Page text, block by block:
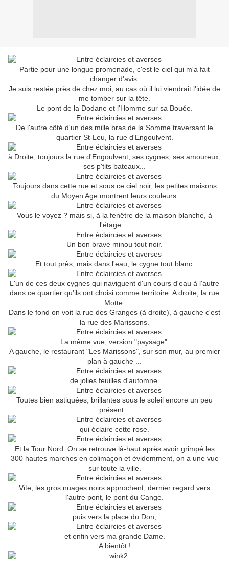
Partie pour une longue promenade, c'est le ciel qui m'a fait
changer d'avis.
Je suis restée près de chez moi, au cas où il lui viendrait l'idée de
me tomber sur la tête.
Le pont de la Dodane et l'Homme sur sa Bouée.
De l'autre côté d'un des mille bras de la Somme traversant le
quartier St-Leu, la rue d'Engoulvent.
à Droite, toujours la rue d'Engoulvent, ses cygnes, ses amoureux,
ses p'tits bateaux...
Toujours dans cette rue et sous ce ciel noir, les petites maisons
du Moyen Age montrent leurs couleurs.
Vous le voyez ? mais si, à la fenêtre de la maison blanche, à
l'étage ...
Un bon brave minou tout noir.
Et tout près, mais dans l'eau, le cygne tout blanc.
L'un de ces deux cygnes qui naviguent d'un cours d'eau à l'autre
dans ce quartier qu'ils ont choisi comme territoire. A droite, la rue
Motte.
Dans le fond on voit la rue des Granges (à droite), à gauche c'est
la rue des Marissons.
La même vue, version "paysage".
A gauche, le restaurant "Les Marissons", sur son mur, au premier
plan à gauche ...
de jolies feuilles d'automne.
Toutes bien astiquées, brillantes sous le soleil encore un peu
présent...
qui éclaire cette rose.
Et la Tour Nord. On se retrouve là-haut après avoir grimpé les
300 hautes marches en colimaçon et évidemment, on a une vue
sur toute la ville.
Vite, les gros nuages noirs approchent, dernier regard vers
l'autre pont, le pont du Cange.
puis vers la place du Don,
et enfin vers ma grande Dame.
A bientôt !